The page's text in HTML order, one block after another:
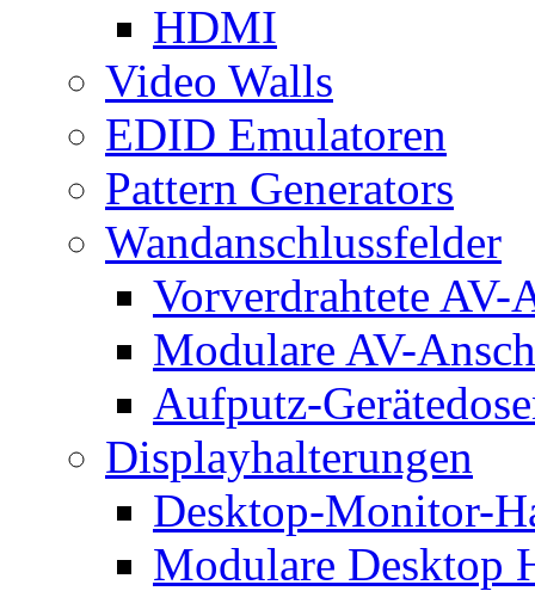
HDMI
Video Walls
EDID Emulatoren
Pattern Generators
Wandanschlussfelder
Vorverdrahtete AV-
Modulare AV-
Aufputz-
Displayhalterungen
Desktop-Monitor-
Modulare Desktop